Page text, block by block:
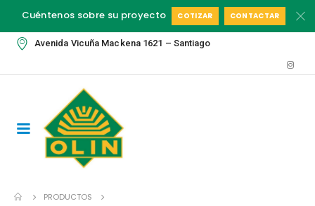
Cuéntenos sobre su proyecto COTIZAR CONTACTAR
Avenida Vicuña Mackena 1621 – Santiago
PRODUCTOS